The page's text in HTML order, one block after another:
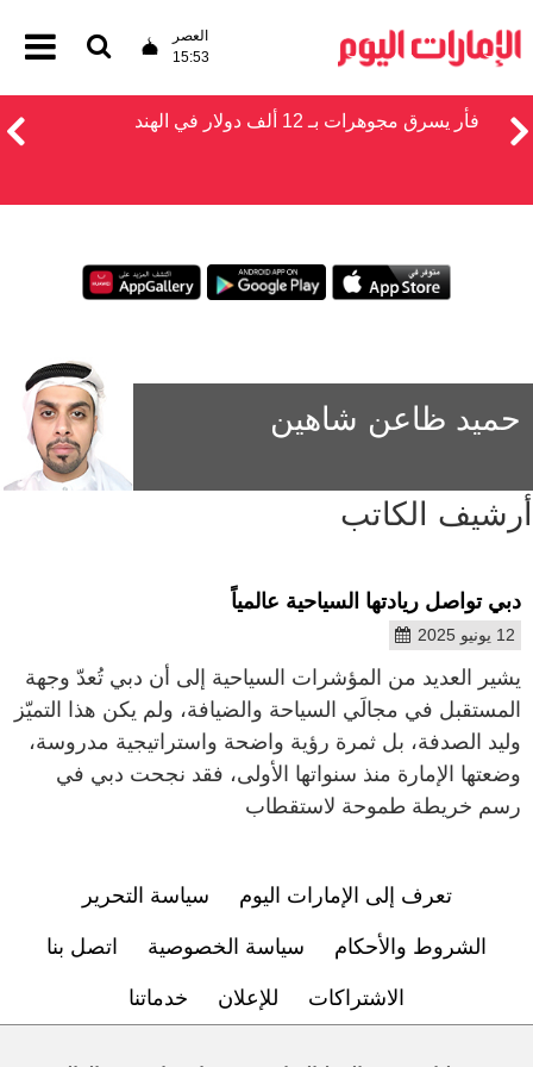
العصر
15:53
فأر يسرق مجوهرات بـ 12 ألف دولار في الهند
حميد ظاعن شاهين
أرشيف الكاتب
دبي تواصل ريادتها السياحية عالمياً
12 يونيو 2025
يشير العديد من المؤشرات السياحية إلى أن دبي تُعدّ وجهة
المستقبل في مجالَي السياحة والضيافة، ولم يكن هذا التميّز
وليد الصدفة، بل ثمرة رؤية واضحة واستراتيجية مدروسة،
وضعتها الإمارة منذ سنواتها الأولى، فقد نجحت دبي في
رسم خريطة طموحة لاستقطاب
تعرف إلى الإمارات اليوم سياسة التحرير
الشروط والأحكام سياسة الخصوصية اتصل بنا
الاشتراكات للإعلان خدماتنا